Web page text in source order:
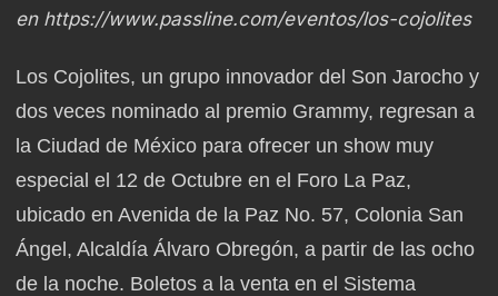
en https://www.passline.com/eventos/los-cojolites
Los Cojolites, un grupo innovador del Son Jarocho y
dos veces nominado al premio Grammy, regresan a
la Ciudad de México para ofrecer un show muy
especial el 12 de Octubre en el Foro La Paz,
ubicado en Avenida de la Paz No. 57, Colonia San
Ángel, Alcaldía Álvaro Obregón, a partir de las ocho
de la noche. Boletos a la venta en el Sistema